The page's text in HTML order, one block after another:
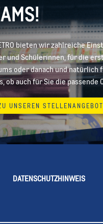
bieten wir zahlreiche
und Schülerinnen, für die
oder danach und natürlich
ob auch für Sie die passende
UNSEREN
DATENSCHUTZHINWEIS